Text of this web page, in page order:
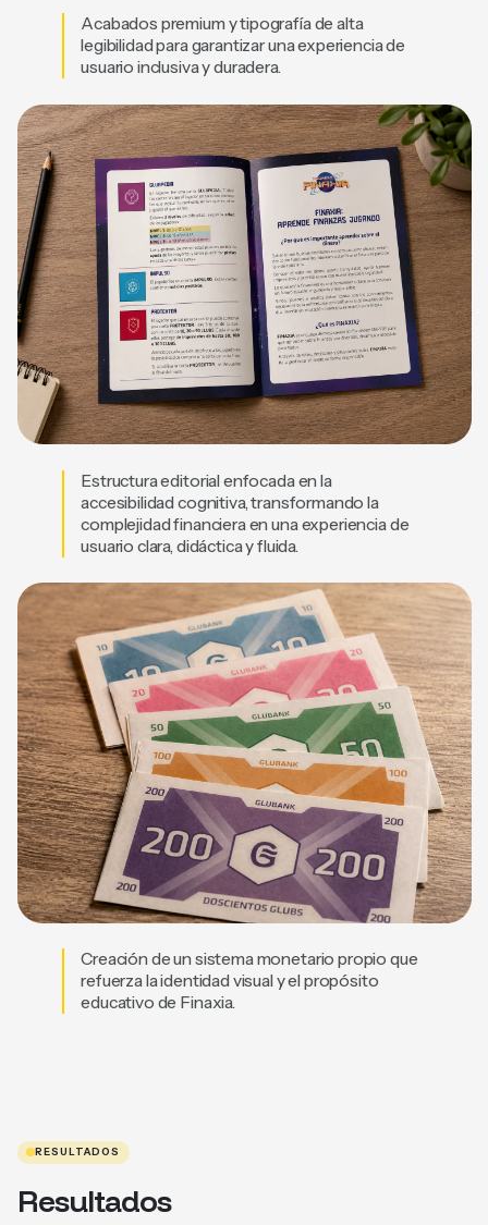
Acabados premium y tipografía de alta
legibilidad para garantizar una experiencia de
usuario inclusiva y duradera.
Estructura editorial enfocada en la
accesibilidad cognitiva, transformando la
complejidad financiera en una experiencia de
usuario clara, didáctica y fluida.
Creación de un sistema monetario propio que
refuerza la identidad visual y el propósito
educativo de Finaxia.
RESULTADOS
Resultados